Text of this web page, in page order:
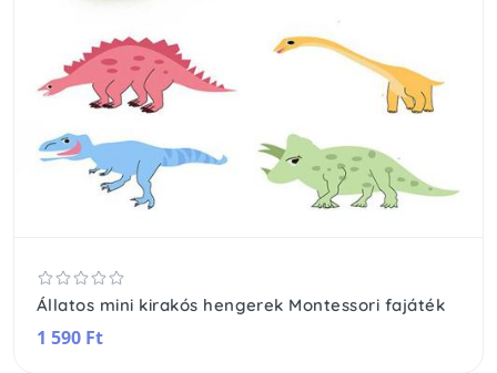
Állatos mini kirakós hengerek Montessori fajáték
1 590 Ft